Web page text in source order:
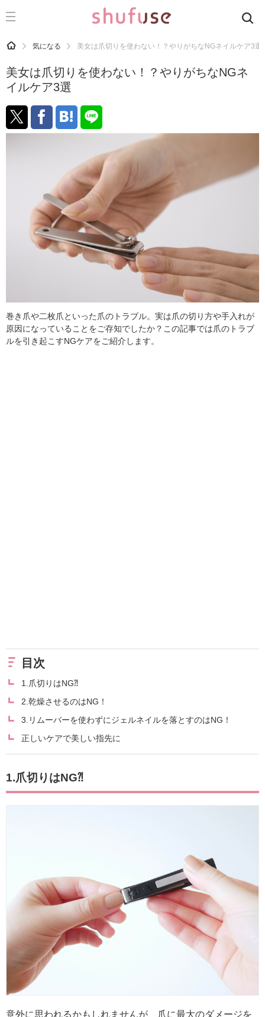
CATEGORY 記事カテゴリ
運気
洗濯
生活の知恵
マナー
趣味
食材辞典
HOME 気になる 美女は爪切りを使わない！？やりがちなNGネイルケア3選
美女は爪切りを使わない！？やりがちなNGネ
イルケア3選
巻き爪や二枚爪といった爪のトラブル。実は爪の切り方や手入れが
原因になっていることをご存知でしたか？この記事では爪のトラブ
ルを引き起こすNGケアをご紹介します。
目次
1.爪切りはNG⁈
2.乾燥させるのはNG！
3.リムーバーを使わずにジェルネイルを落とすのはNG！
正しいケアで美しい指先に
1.爪切りはNG⁈
意外に思われるかもしれませんが、爪に最大のダメージを